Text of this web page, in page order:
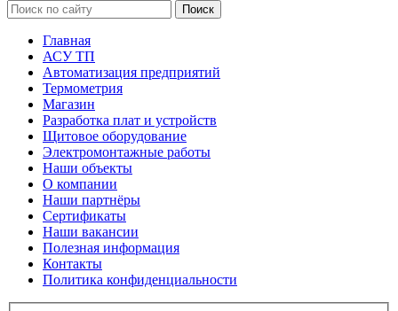
Поиск
Главная
АСУ ТП
Автоматизация предприятий
Термометрия
Магазин
Разработка плат и устройств
Щитовое оборудование
Электромонтажные работы
Наши объекты
О компании
Наши партнёры
Сертификаты
Наши вакансии
Полезная информация
Контакты
Политика конфиденциальности